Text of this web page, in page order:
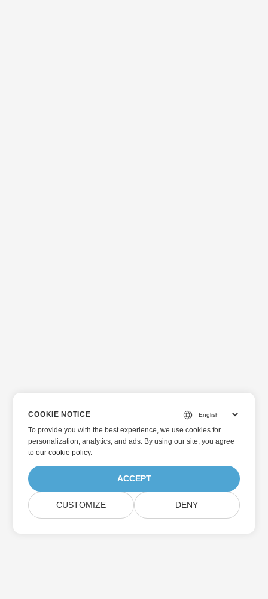
COOKIE NOTICE
To provide you with the best experience, we use cookies for
personalization, analytics, and ads. By using our site, you agree
toour cookie policy.
ACCEPT
CUSTOMIZE DENY